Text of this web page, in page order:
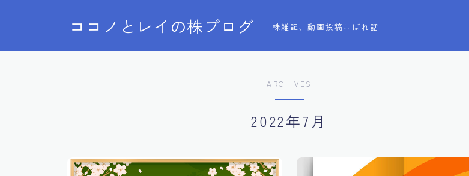
ココノとレイの株ブログ 株雑記、動画投稿こぼれ話
ARCHIVES
2022年7月